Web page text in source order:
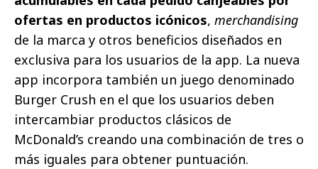
ofertas en productos icónicos, merchandising
de la marca y otros beneficios diseñados en
exclusiva para los usuarios de la app. La nueva
app incorpora también un juego denominado
Burger Crush en el que los usuarios deben
intercambiar productos clásicos de
McDonald’s creando una combinación de tres o
más iguales para obtener puntuación.